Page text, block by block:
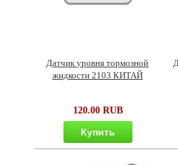
Датчик уровня тормозной
жидкости 2103 КИТАЙ
120.00 RUB
Купить